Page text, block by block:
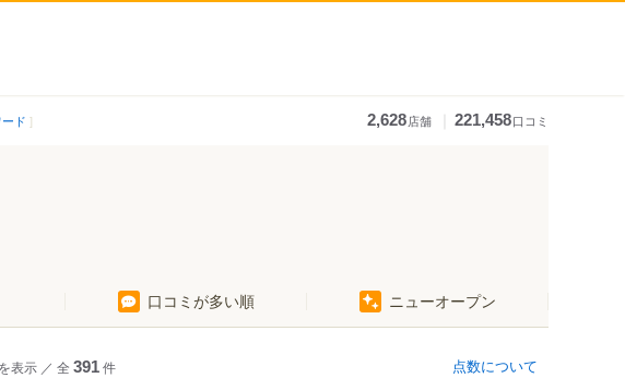
ド 2,628店舗 221,458口コミ
口コミが多い順 ニューオープン
表示 ／ 全 391件 点数について